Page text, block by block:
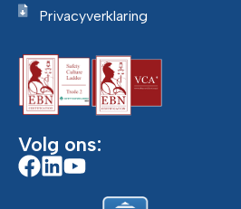
Privacyverklaring
Volg ons: